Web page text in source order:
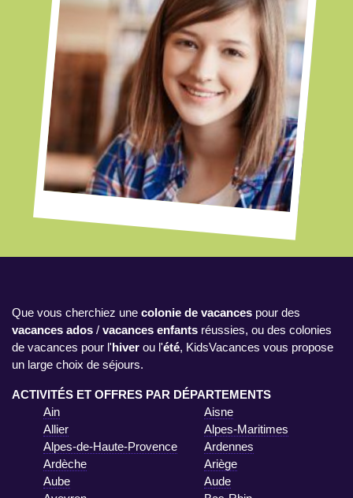
Que vous cherchiez une colonie de vacances pour des
vacances ados / vacances enfants réussies, ou des colonies
de vacances pour l'hiver ou l'été, KidsVacances vous propose
un large choix de séjours.
ACTIVITÉS ET OFFRES PAR DÉPARTEMENTS
Ain
Aisne
Allier
Alpes-Maritimes
Alpes-de-Haute-Provence
Ardennes
Ardèche
Ariège
Aube
Aude